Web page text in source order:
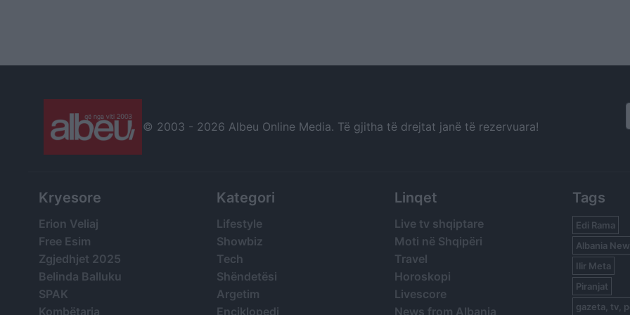
© 2003 - 2026 Albeu Online Media. Të gjitha të drejtat janë të rezervuara!
Kryesore
Erion Veliaj
Free Esim
Zgjedhjet 2025
Belinda Balluku
SPAK
Kombëtarja
Kategori
Lifestyle
Showbiz
Tech
Shëndetësi
Argetim
Enciklopedi
Linqet
Live tv shqiptare
Moti në Shqipëri
Travel
Horoskopi
Livescore
News from Albania
Tags
Edi Rama
Albania
Ilir Meta
Piranjat
gazeta, tv,